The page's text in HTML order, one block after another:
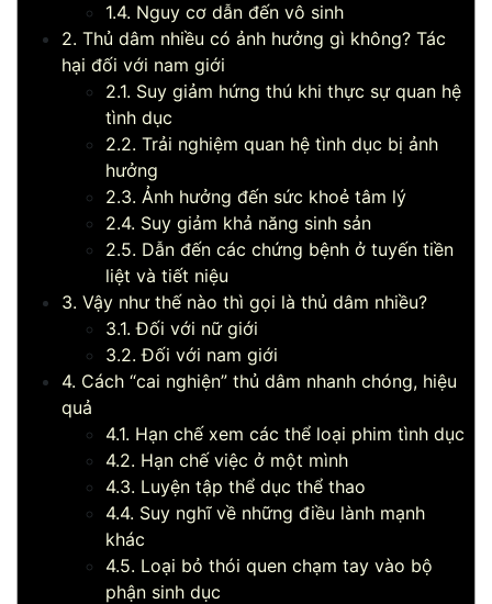
1.4. Nguy cơ dẫn đến vô sinh
2. Thủ dâm nhiều có ảnh hưởng gì không? Tác
hại đối với nam giới
2.1. Suy giảm hứng thú khi thực sự quan hệ
tình dục
2.2. Trải nghiệm quan hệ tình dục bị ảnh
hưởng
2.3. Ảnh hưởng đến sức khoẻ tâm lý
2.4. Suy giảm khả năng sinh sản
2.5. Dẫn đến các chứng bệnh ở tuyến tiền
liệt và tiết niệu
3. Vậy như thế nào thì gọi là thủ dâm nhiều?
3.1. Đối với nữ giới
3.2. Đối với nam giới
4. Cách “cai nghiện” thủ dâm nhanh chóng, hiệu
quả
4.1. Hạn chế xem các thể loại phim tình dục
4.2. Hạn chế việc ở một mình
4.3. Luyện tập thể dục thể thao
4.4. Suy nghĩ về những điều lành mạnh
khác
4.5. Loại bỏ thói quen chạm tay vào bộ
phận sinh dục